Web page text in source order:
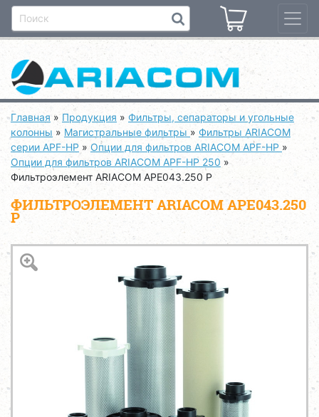
Главная » Продукция » Фильтры, сепараторы и угольные
колонны » Магистральные фильтры » Фильтры ARIACOM
серии APF-HP » Опции для фильтров ARIACOM APF-HP »
Опции для фильтров ARIACOM APF-HP 250 »
Фильтроэлемент ARIACOM APE043.250 P
ФИЛЬТРОЭЛЕМЕНТ ARIACOM APE043.250
P